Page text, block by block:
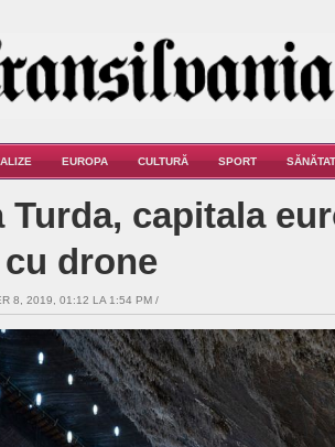
EUROPA CULTURĂ SPORT
Turda, capitala
drone
8, 2019, 01:12 LA 1:54 PM /